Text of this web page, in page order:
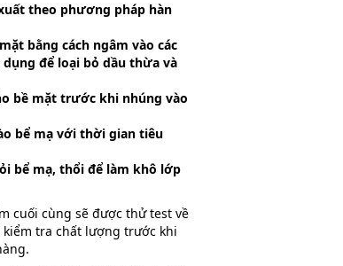
theo phương pháp hàn
bằng cách ngâm vào các
để loại bỏ dầu thừa và
bề mặt trước khi nhúng vào
bể mạ với thời gian tiêu
bể mạ, thổi để làm khô lớp
cuối cùng sẽ được thử test về
kiểm tra chất lượng trước khi